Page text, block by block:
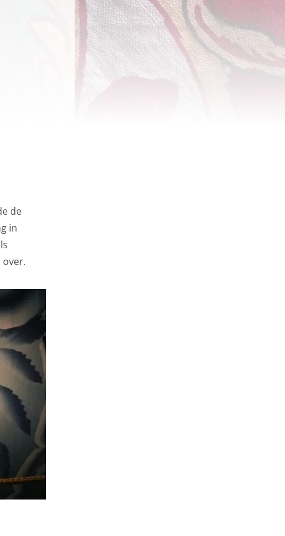
de
in
over.
op zit te wachten. Die
interesses. We maken
en informatie kunt
relevante advertenties
zodat je filmpjes
gepersonaliseerde
functioneren van de
gebruikersgegevens